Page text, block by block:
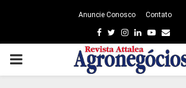
Anuncie Conosco Contato
Facebook
TwitterInstagram
LinkedinYoutube
Email
PRIMARY